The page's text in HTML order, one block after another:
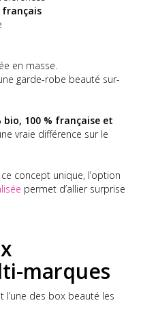
français
en masse.
garde-robe beauté sur-
bio, 100 % française et
vraie différence sur le
concept unique, l’option
permet d’allier surprise
marques
l’une des box beauté les